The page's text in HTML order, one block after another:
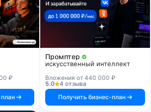
₽
Промптер
искусственный интеллект
Вложения от 440 000 ₽
5.0
4 отзыва
Получить бизнес-план